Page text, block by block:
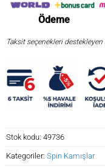
Ödeme
Taksit seçenekleri destekleyen
Stok kodu: 49736
Kategoriler: Spin Kamışlar